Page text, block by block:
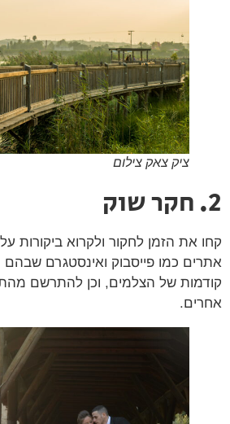
ציק צאק צילום
את הזמן לחקור ולקרוא ביקורות על
כמו פייסבוק ואינסטגרם שבהם
של הצלמים, וכן להתרשם